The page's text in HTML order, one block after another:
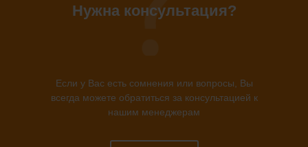
Нужна консультация?
Если у Вас есть сомнения или вопросы, Вы
всегда можете обратиться за консультацией к
нашим менеджерам